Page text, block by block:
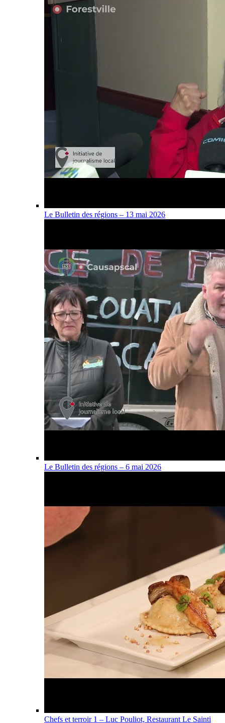
Le Bulletin des régions – 13 mai 2026
Le Bulletin des régions – 6 mai 2026
Chefs et terroir 1 – Luc Pouliot, Restaurant Le Sainti